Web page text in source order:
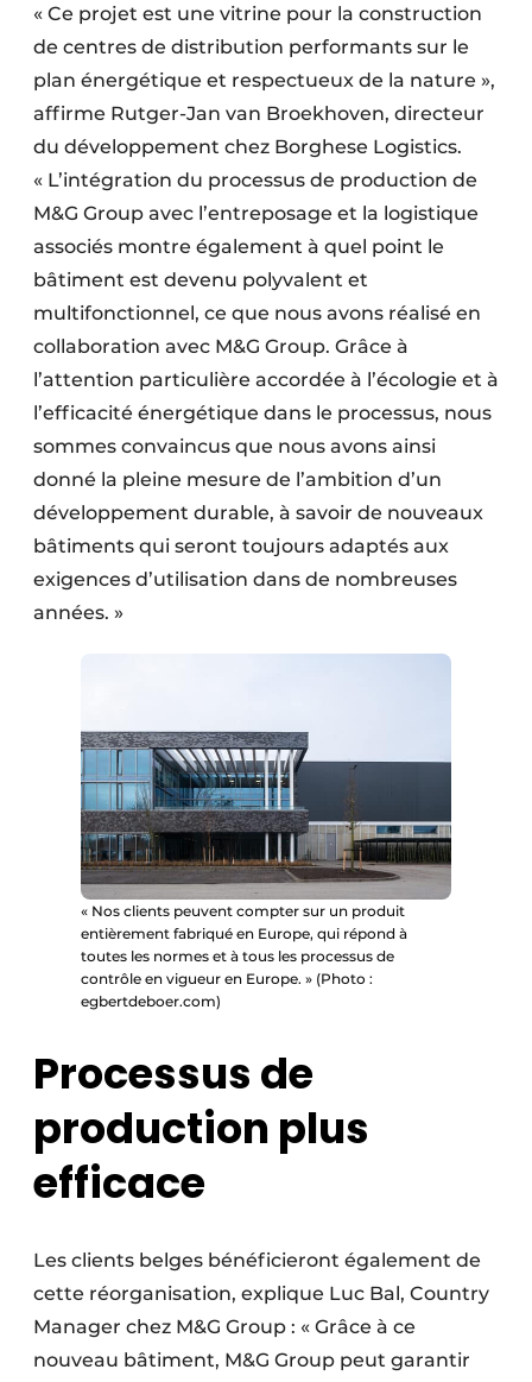
« Ce projet est une vitrine pour la construction
de centres de distribution performants sur le
plan énergétique et respectueux de la nature »,
affirme Rutger-Jan van Broekhoven, directeur
du développement chez Borghese Logistics.
« L’intégration du processus de production de
M&G Group avec l’entreposage et la logistique
associés montre également à quel point le
bâtiment est devenu polyvalent et
multifonctionnel, ce que nous avons réalisé en
collaboration avec M&G Group. Grâce à
l’attention particulière accordée à l’écologie et à
l’efficacité énergétique dans le processus, nous
sommes convaincus que nous avons ainsi
donné la pleine mesure de l’ambition d’un
développement durable, à savoir de nouveaux
bâtiments qui seront toujours adaptés aux
exigences d’utilisation dans de nombreuses
années. »
« Nos clients peuvent compter sur un produit
entièrement fabriqué en Europe, qui répond à
toutes les normes et à tous les processus de
contrôle en vigueur en Europe. » (Photo :
egbertdeboer.com)
Processus de
production plus
efficace
Les clients belges bénéficieront également de
cette réorganisation, explique Luc Bal, Country
Manager chez M&G Group : « Grâce à ce
nouveau bâtiment, M&G Group peut garantir